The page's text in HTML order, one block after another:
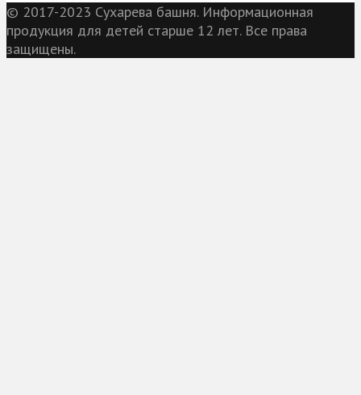
© 2017-2023 Сухарева башня. Информационная
продукция для детей старше 12 лет. Все права
защищены.